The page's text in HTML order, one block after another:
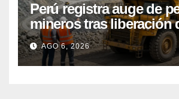
Perú registra auge de
mineros tras liberación
de mil concesiones
cobre y oro
AGO 6, 2026